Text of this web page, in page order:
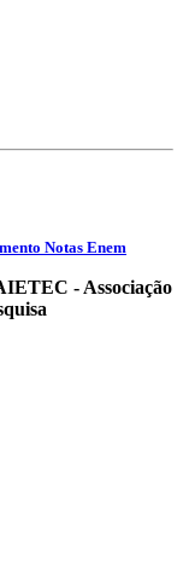
Notas Enem
- Associação